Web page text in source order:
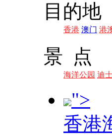
目的地
香港 澳门 港
景 点
海洋公园 迪
">
香港